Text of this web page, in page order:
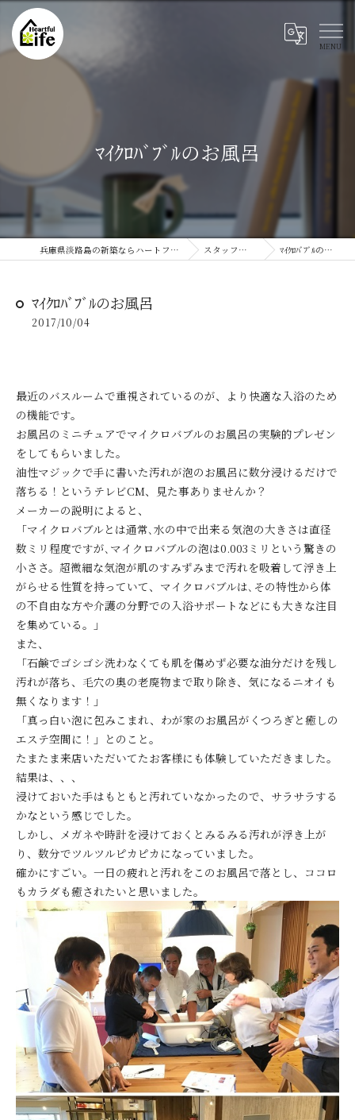
ﾏｲｸﾛﾊﾞﾌﾞﾙのお風呂
兵庫県淡路島の新築ならハートフルライフ スタッフブログ ﾏｲｸﾛﾊﾞﾌﾞﾙのお風呂
ﾏｲｸﾛﾊﾞﾌﾞﾙのお風呂
2017/10/04
最近のバスルームで重視されているのが、より快適な入浴のため
の機能です。
お風呂のミニチュアでマイクロバブルのお風呂の実験的プレゼン
をしてもらいました。
油性マジックで手に書いた汚れが泡のお風呂に数分浸けるだけで
落ちる！というテレビCM、見た事ありませんか？
メーカーの説明によると、
「マイクロバブルとは通常､水の中で出来る気泡の大きさは直径
数ミリ程度ですが､マイクロバブルの泡は0.003ミリという驚きの
小ささ。超微細な気泡が肌のすみずみまで汚れを吸着して浮き上
がらせる性質を持っていて、マイクロバブルは､その特性から体
の不自由な方や介護の分野での入浴サポートなどにも大きな注目
を集めている。」
また、
「石鹸でゴシゴシ洗わなくても肌を傷めず必要な油分だけを残し
汚れが落ち、毛穴の奥の老廃物まで取り除き、気になるニオイも
無くなります！」
「真っ白い泡に包みこまれ、わが家のお風呂がくつろぎと癒しの
エステ空間に！」とのこと。
たまたま来店いただいてたお客様にも体験していただきました。
結果は、、、
浸けておいた手はもともと汚れていなかったので、サラサラする
かなという感じでした。
しかし、メガネや時計を浸けておくとみるみる汚れが浮き上が
り、数分でツルツルピカピカになっていました。
確かにすごい。一日の疲れと汚れをこのお風呂で落とし、ココロ
もカラダも癒されたいと思いました。